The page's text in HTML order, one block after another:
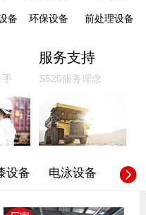
备 环保设备 前处理设备
服务支持
S520服务理念
设备 电泳设备 喷淋